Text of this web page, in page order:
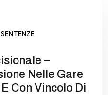
SENTENZE
–
Nelle Gare
Con Vincolo Di